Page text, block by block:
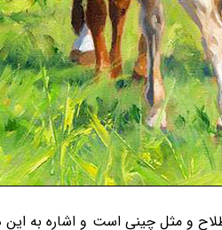
و مثل چینی است و اشاره به